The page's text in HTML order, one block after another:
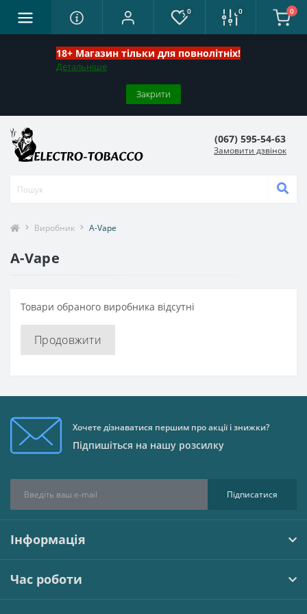
18+ Магазин тільки для повнолітніх!
Детальніше
Закрити
0 0 0
(067) 595-54-63
Замовити дзвінок
Виробник A-Vape
A-Vape
Товари обраного виробника відсутні
Продовжити
Хочете дізнаватися першим про акції і знижки?
Підпишіться на нашу розсилку
Підписатися
Інформація
Час роботи